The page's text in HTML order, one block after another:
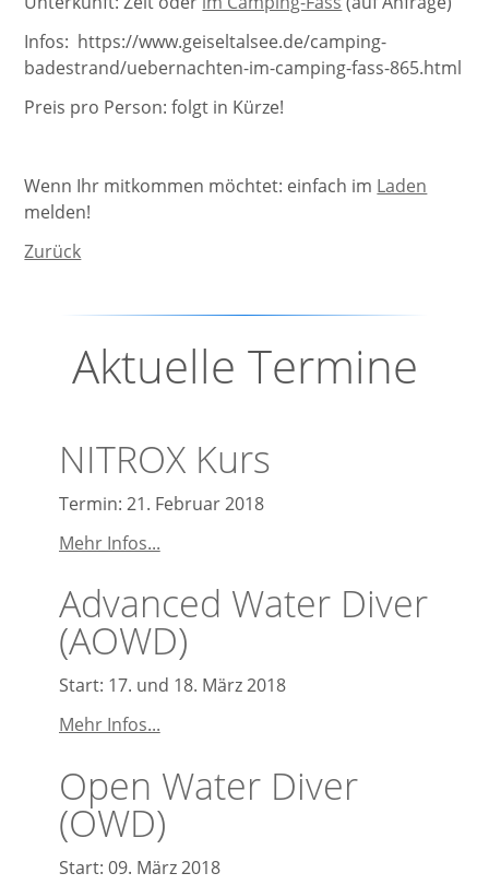
Infos: https://www.geiseltalsee.de/camping-
badestrand/uebernachten-im-camping-fass-865.html
Preis pro Person: folgt in Kürze!
Wenn Ihr mitkommen möchtet: einfach im Laden
melden!
Zurück
Aktuelle Termine
NITROX Kurs
Termin: 21. Februar 2018
Mehr Infos...NITROX
Advanced Water Diver
(AOWD)
Start: 17. und 18. März 2018
Mehr Infos...Advanced
Diver
(AOWD)
Open Water Diver
(OWD)
Start: 09. März 2018